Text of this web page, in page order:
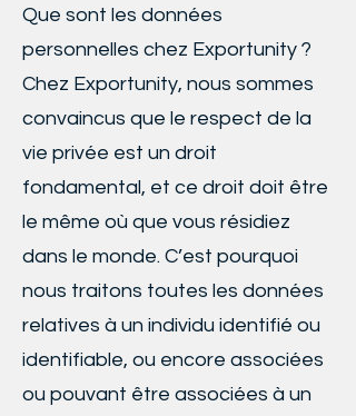
Que sont les données
personnelles chez Exportunity ?
Chez Exportunity, nous sommes
convaincus que le respect de la
vie privée est un droit
fondamental, et ce droit doit être
le même où que vous résidiez
dans le monde. C’est pourquoi
nous traitons toutes les données
relatives à un individu identifié ou
identifiable, ou encore associées
ou pouvant être associées à un